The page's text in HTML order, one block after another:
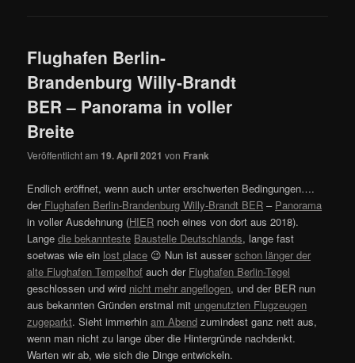
Flughafen Berlin-
Brandenburg Willy-Brandt
BER – Panorama in voller
Breite
Veröffentlicht am 19. April 2021 von Frank
Endlich eröffnet, wenn auch unter erschwerten Bedingungen….
derFlughafen Berlin-Brandenburg Willy-Brandt BER – Panorama
in voller Ausdehnung (HIER noch eines von dort aus 2018).
Langedie bekannteste Baustelle Deutschlands, lange fast
soetwas wie ein lost place 😉 Nun ist ausserschon länger der
alte Flughafen Tempelhof auch der Flughafen Berlin-Tegel
geschlossen und wird nicht mehr angeflogen, und der BER nun
aus bekannten Gründen erstmal mit ungenutzten Flugzeugen
zugeparkt. Sieht immerhinam Abend zumindest ganz nett aus,
wenn man nicht zu lange über die Hintergründe nachdenkt.
Warten wir ab, wie sich die Dinge entwickeln.